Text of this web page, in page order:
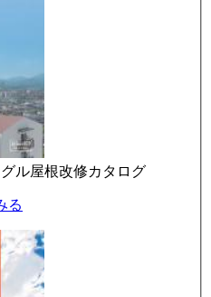
ル屋根改修カタログ
る